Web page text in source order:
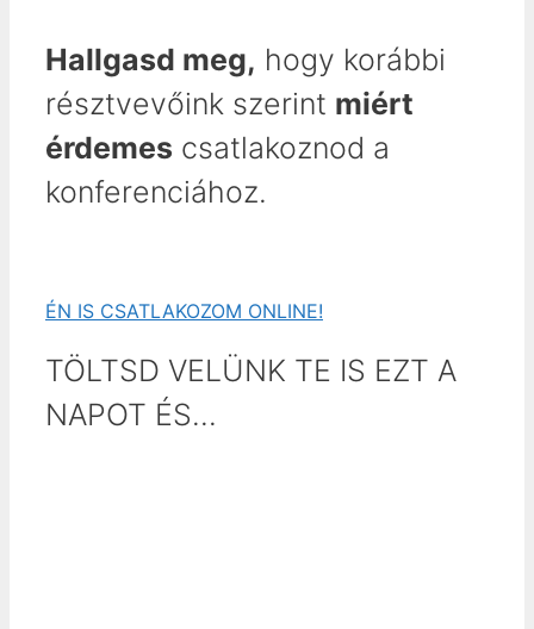
Hallgasd meg, hogy korábbi
résztvevőink szerint miért
érdemes csatlakoznod a
konferenciához.
ÉN IS CSATLAKOZOM ONLINE!
TÖLTSD VELÜNK TE IS EZT A
NAPOT ÉS…